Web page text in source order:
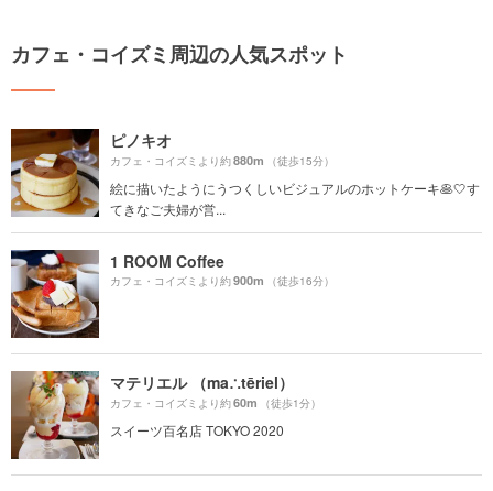
カフェ・コイズミ周辺の人気スポット
ピノキオ
カフェ・コイズミより約880m （徒歩15分）
絵に描いたようにうつくしいビジュアルのホットケーキ🥞🤍す
てきなご夫婦が営...
1 ROOM Coffee
カフェ・コイズミより約900m （徒歩16分）
マテリエル （ma∴tēriel）
カフェ・コイズミより約60m （徒歩1分）
スイーツ百名店 TOKYO 2020